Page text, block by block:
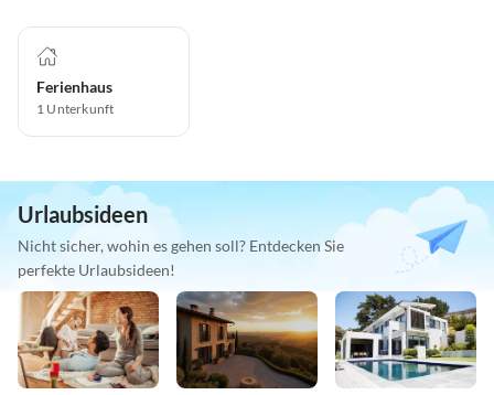
Ferienhaus
1 Unterkunft
Urlaubsideen
Nicht sicher, wohin es gehen soll? Entdecken Sie
perfekte Urlaubsideen!